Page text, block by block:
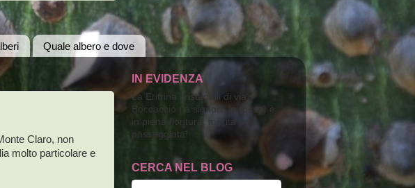
Quale albero e dove
Claro, non
molto particolare e
IN EVIDENZA
La Eritrina cristagalli di via
Boccaccio (la signora in rosso) è
in piena fioritura; merita una
passeggiata!
CERCA NEL BLOG